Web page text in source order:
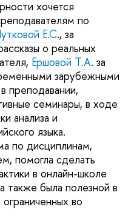
хочется
по
Е.С., за
о реальных
Ершовой Т.А. за
зарубежными
преподавании,
семинары, в ходе
анализа и
языка.
по дисциплинам,
помогла сделать
в онлайн-школе
также была полезной в
во